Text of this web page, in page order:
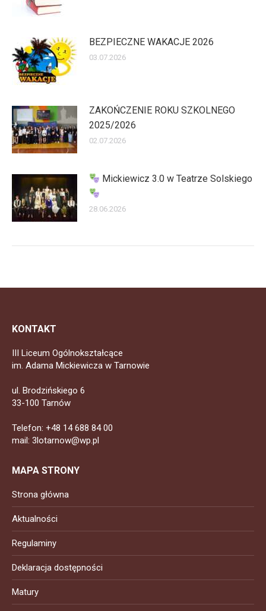
BEZPIECZNE WAKACJE 2026
03.07.2026
ZAKOŃCZENIE ROKU SZKOLNEGO
2025/2026
02.07.2026
Mickiewicz 3.0 w Teatrze Solskiego
28.06.2026
KONTAKT
III Liceum Ogólnokształcące
im. Adama Mickiewicza w Tarnowie
ul. Brodzińskiego 6
33-100 Tarnów
Telefon: +48 14 688 84 00
mail: 3lotarnow@wp.pl
MAPA STRONY
Strona główna
Aktualności
Regulaminy
Deklaracja dostępności
Matury